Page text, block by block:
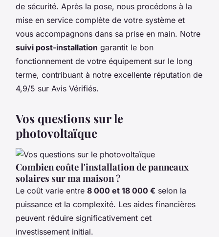
de sécurité. Après la pose, nous procédons à la
mise en service complète de votre système et
vous accompagnons dans sa prise en main. Notre
suivi post-installation garantit le bon
fonctionnement de votre équipement sur le long
terme, contribuant à notre excellente réputation de
4,9/5 sur Avis Vérifiés.
Vos questions sur le
photovoltaïque
Combien coûte l'installation de panneaux
solaires sur ma maison ?
Le coût varie entre 8 000 et 18 000 € selon la
puissance et la complexité. Les aides financières
peuvent réduire significativement cet
investissement initial.